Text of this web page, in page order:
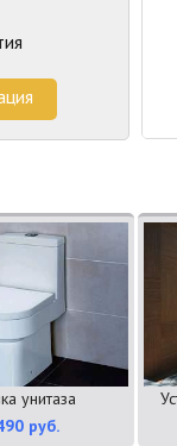
унитаза
руб.